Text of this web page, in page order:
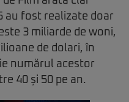
au fost realizate doar
3 miliarde de woni,
de dolari, în
numărul acestor
40 și 50 pe an.